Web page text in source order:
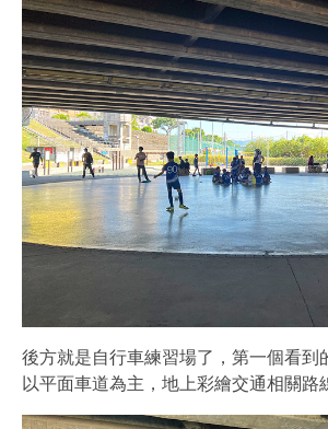
後方就是自行車練習場了，第一個看到
以平面車道為主，地上彩繪交通相關路